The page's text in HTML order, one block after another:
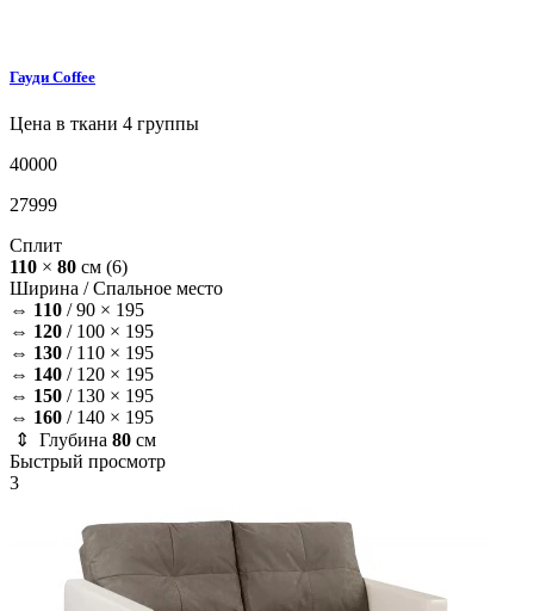
Гауди Coffee
Цена в ткани 4 группы
40000
27999
Сплит
110 × 80 см (6)
Ширина /Спальное место
⇔ 110 /90 × 195
⇔ 120 / 100 × 195
⇔ 130 / 110 × 195
⇔ 140 / 120 × 195
⇔ 150 / 130 × 195
⇔ 160 / 140 × 195
⇕ Глубина 80 см
Быстрый просмотр
3